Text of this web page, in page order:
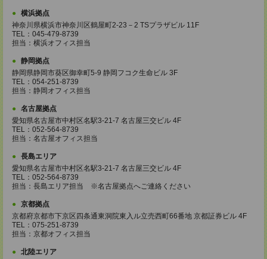
横浜拠点
神奈川県横浜市神奈川区鶴屋町2-23－2 TSプラザビル 11F
TEL：045-479-8739
担当：横浜オフィス担当
静岡拠点
静岡県静岡市葵区御幸町5-9 静岡フコク生命ビル 3F
TEL：054-251-8739
担当：静岡オフィス担当
名古屋拠点
愛知県名古屋市中村区名駅3-21-7 名古屋三交ビル 4F
TEL：052-564-8739
担当：名古屋オフィス担当
長島エリア
愛知県名古屋市中村区名駅3-21-7 名古屋三交ビル 4F
TEL：052-564-8739
担当：長島エリア担当 ※名古屋拠点へご連絡ください
京都拠点
京都府京都市下京区四条通東洞院東入ル立売西町66番地 京都証券ビル 4F
TEL：075-251-8739
担当：京都オフィス担当
北陸エリア